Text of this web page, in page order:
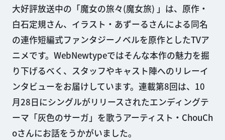
大好評放送中の「魔女の旅々(魔女旅) 」は、原作・
白石定規さん、イラスト・あずーるさんによる同名
の連作短編式ファンタジーノベルを原作としたTVア
ニメです。WebNewtypeではそんな本作の魅力を掘
り下げるべく、スタッフやキャスト陣へのリレーイ
ンタビューをお届けしています。連載第8回は、10
月28日にシングルがリリースされたエンディングテ
ーマ「灰色のサーガ」を歌うアーティスト・ChouCh
oさんにお話をうかがいました。